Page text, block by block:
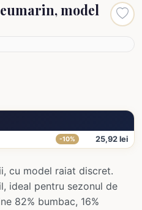
model
-10% 25,92 lei
cu model raiat discret.
ideal pentru sezonul de
82% bumbac, 16%